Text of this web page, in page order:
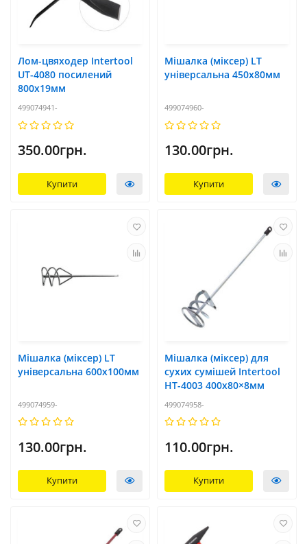
Лом-цвяходер Intertool
UT-4080 посилений
800х19мм
499074941-
350.00грн.
Купити
Мішалка (міксер) LT
універсальна 450х80мм
499074960-
130.00грн.
Купити
Мішалка (міксер) LT
універсальна 600х100мм
499074959-
130.00грн.
Купити
Мішалка (міксер) для
сухих сумішей Intertool
HT-4003 400х80×8мм
499074958-
110.00грн.
Купити